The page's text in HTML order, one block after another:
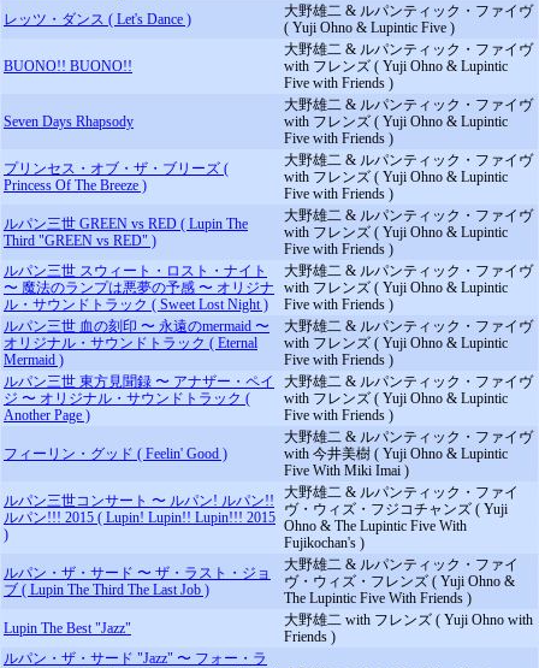
レッツ・ダンス ( Let's Dance )
大野雄二 & ルパンティック・ファイヴ
( Yuji Ohno & Lupintic Five )
BUONO!! BUONO!!
大野雄二 & ルパンティック・ファイヴ
with フレンズ ( Yuji Ohno & Lupintic
Five with Friends )
Seven Days Rhapsody
大野雄二 & ルパンティック・ファイヴ
with フレンズ ( Yuji Ohno & Lupintic
Five with Friends )
プリンセス・オブ・ザ・ブリーズ (
Princess Of The Breeze )
大野雄二 & ルパンティック・ファイヴ
with フレンズ ( Yuji Ohno & Lupintic
Five with Friends )
ルパン三世 GREEN vs RED ( Lupin The
Third "GREEN vs RED" )
大野雄二 & ルパンティック・ファイヴ
with フレンズ ( Yuji Ohno & Lupintic
Five with Friends )
ルパン三世 スウィート・ロスト・ナイト
〜 魔法のランプは悪夢の予感 〜 オリジナ
ル・サウンドトラック ( Sweet Lost Night )
大野雄二 & ルパンティック・ファイヴ
with フレンズ ( Yuji Ohno & Lupintic
Five with Friends )
ルパン三世 血の刻印 〜 永遠のmermaid 〜
オリジナル・サウンドトラック ( Eternal
Mermaid )
大野雄二 & ルパンティック・ファイヴ
with フレンズ ( Yuji Ohno & Lupintic
Five with Friends )
ルパン三世 東方見聞録 〜 アナザー・ペイ
ジ 〜 オリジナル・サウンドトラック (
Another Page )
大野雄二 & ルパンティック・ファイヴ
with フレンズ ( Yuji Ohno & Lupintic
Five with Friends )
フィーリン・グッド ( Feelin' Good )
大野雄二 & ルパンティック・ファイヴ
with 今井美樹 ( Yuji Ohno & Lupintic
Five With Miki Imai )
ルパン三世コンサート 〜 ルパン! ルパン!!
ルパン!!! 2015 ( Lupin! Lupin!! Lupin!!! 2015
)
大野雄二 & ルパンティック・ファイ
ヴ・ウィズ・フジコチャンズ ( Yuji
Ohno & The Lupintic Five With
Fujikochan's )
ルパン・ザ・サード 〜 ザ・ラスト・ジョ
ブ ( Lupin The Third The Last Job )
大野雄二 & ルパンティック・ファイ
ヴ・ウィズ・フレンズ ( Yuji Ohno &
The Lupintic Five With Friends )
Lupin The Best "Jazz"
大野雄二 with フレンズ ( Yuji Ohno with
Friends )
ルパン・ザ・サード "Jazz" 〜 フォー・ラ